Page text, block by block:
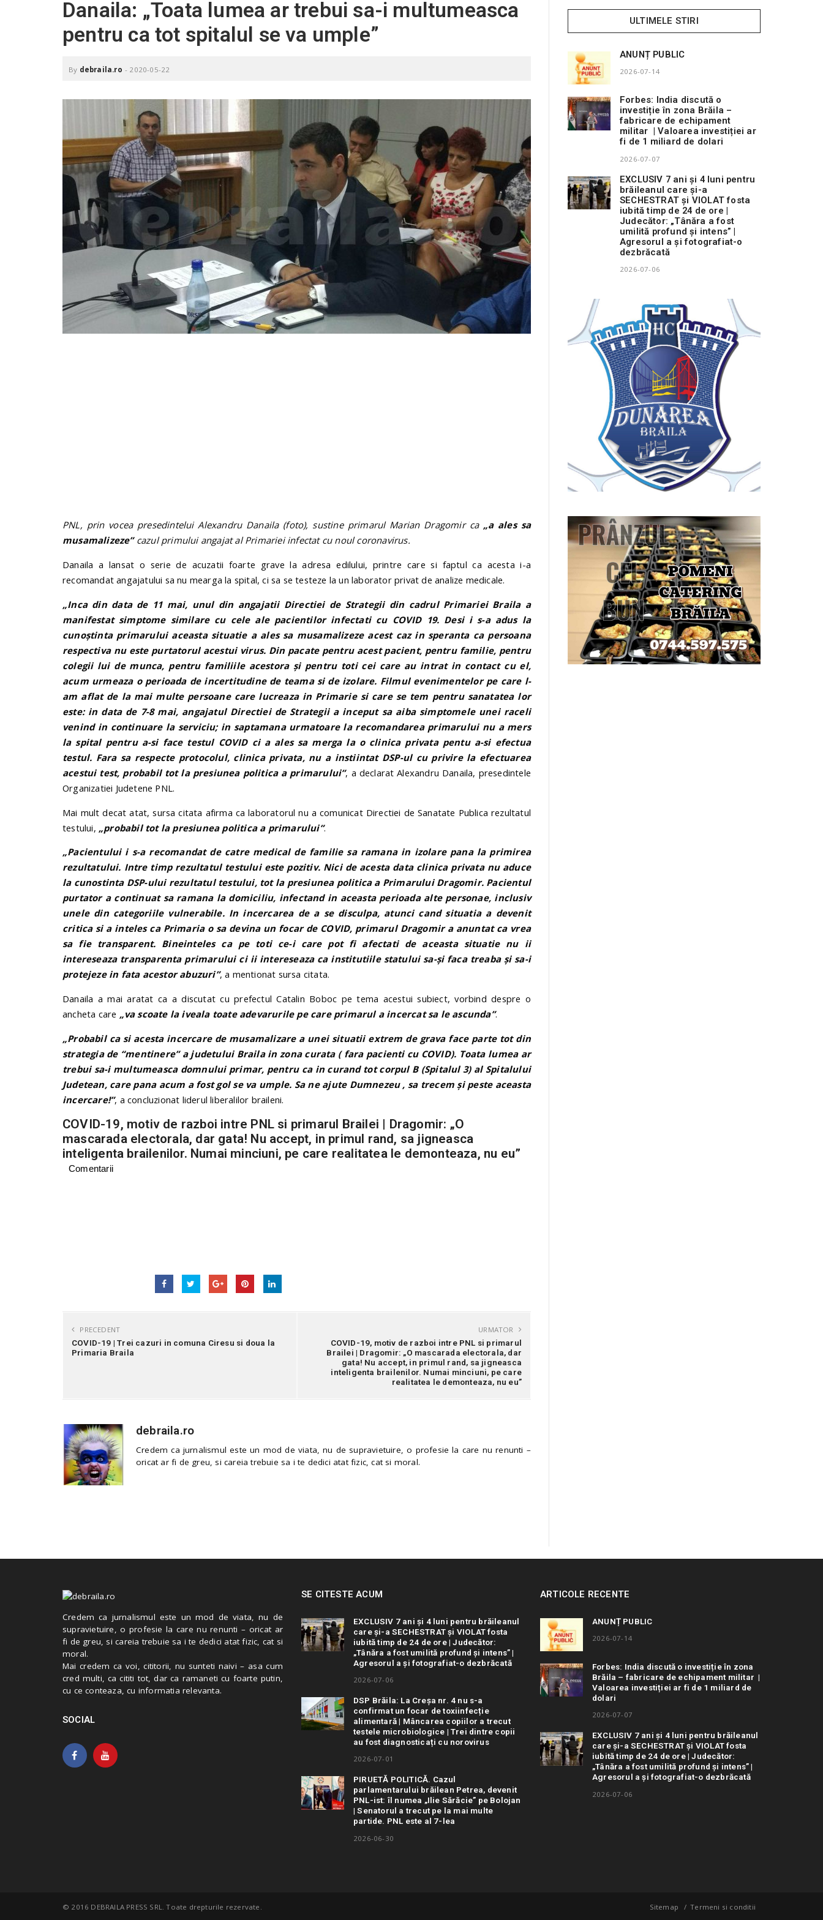
.
r
o
Danaila: „Toata lumea ar trebui sa-i multumeasca
pentru ca tot spitalul se va umple”
By debraila.ro - 2020-05-22
PNL, prin vocea presedintelui Alexandru Danaila (foto), sustine primarul Marian Dragomir ca „a ales sa
musamalizeze”cazul primului angajat al Primariei infectat cu noul coronavirus.
Danaila a lansat o serie de acuzatii foarte grave la adresa edilului, printre care si faptul ca acesta i-a
recomandat angajatului sa nu mearga la spital, ci sa se testeze la un laborator privat de analize medicale.
„Inca din data de 11 mai, unul din angajatii Directiei de Strategii din cadrul Primariei Braila a
manifestat simptome similare cu cele ale pacientilor infectati cu COVID 19. Desi i s-a adus la
cunoștinta primarului aceasta situatie a ales sa musamalizeze acest caz in speranta ca persoana
respectiva nu este purtatorul acestui virus. Din pacate pentru acest pacient, pentru familie, pentru
colegii lui de munca, pentru familiile acestora și pentru toti cei care au intrat in contact cu el,
acum urmeaza o perioada de incertitudine de teama si de izolare. Filmul evenimentelor pe care l-
am aflat de la mai multe persoane care lucreaza in Primarie si care se tem pentru sanatatea lor
este: in data de 7-8 mai, angajatul Directiei de Strategii a inceput sa aiba simptomele unei raceli
venind in continuare la serviciu; in saptamana urmatoare la recomandarea primarului nu a mers
la spital pentru a-si face testul COVID ci a ales sa merga la o clinica privata pentu a-si efectua
testul. Fara sa respecte protocolul, clinica privata, nu a instiintat DSP-ul cu privire la efectuarea
acestui test, probabil tot la presiunea politica a primarului”, a declarat Alexandru Danaila, presedintele
Organizatiei Judetene PNL.
Mai mult decat atat, sursa citata afirma ca laboratorul nu a comunicat Directiei de Sanatate Publica rezultatul
testului, „probabil tot la presiunea politica a primarului”.
„Pacientului i s-a recomandat de catre medical de familie sa ramana in izolare pana la primirea
rezultatului. Intre timp rezultatul testului este pozitiv. Nici de acesta data clinica privata nu aduce
la cunostinta DSP-ului rezultatul testului, tot la presiunea politica a Primarului Dragomir. Pacientul
purtator a continuat sa ramana la domiciliu, infectand in aceasta perioada alte personae, inclusiv
unele din categoriile vulnerabile. In incercarea de a se disculpa, atunci cand situatia a devenit
critica si a inteles ca Primaria o sa devina un focar de COVID, primarul Dragomir a anuntat ca vrea
sa fie transparent. Bineinteles ca pe toti ce-i care pot fi afectati de aceasta situatie nu ii
intereseaza transparenta primarului ci ii intereseaza ca institutiile statului sa-și faca treaba și sa-i
protejeze in fata acestor abuzuri”, a mentionat sursa citata.
Danaila a mai aratat ca a discutat cu prefectul Catalin Boboc pe tema acestui subiect, vorbind despre o
ancheta care „va scoate la iveala toate adevarurile pe care primarul a incercat sa le ascunda”.
„Probabil ca si acesta incercare de musamalizare a unei situatii extrem de grava face parte tot din
strategia de “mentinere” a judetului Braila in zona curata ( fara pacienti cu COVID). Toata lumea ar
trebui sa-i multumeasca domnului primar, pentru ca in curand tot corpul B (Spitalul 3) al Spitalului
Judetean, care pana acum a fost gol se va umple. Sa ne ajute Dumnezeu , sa trecem și peste aceasta
incercare!”, a concluzionat liderul liberalilor braileni.
COVID-19, motiv de razboi intre PNL si primarul Brailei | Dragomir: „O
mascarada electorala, dar gata! Nu accept, in primul rand, sa jigneasca
inteligenta brailenilor. Numai minciuni, pe care realitatea le demonteaza, nu eu”
Comentarii
PRECEDENT
COVID-19 | Trei cazuri in comuna Ciresu si doua la
Primaria Braila
URMATOR
COVID-19, motiv de razboi intre PNL si primarul
Brailei | Dragomir: „O mascarada electorala, dar
gata! Nu accept, in primul rand, sa jigneasca
inteligenta brailenilor. Numai minciuni, pe care
realitatea le demonteaza, nu eu”
debraila.ro
Credem ca jurnalismul este un mod de viata, nu de supravietuire, o profesie la care nu renunti –
oricat ar fi de greu, si careia trebuie sa i te dedici atat fizic, cat si moral.
ULTIMELE STIRI
ANUNȚ PUBLIC
2026-07-14
Forbes: India discută o
investiție în zona Brăila –
fabricare de echipament
militar | Valoarea investiției ar
fi de 1 miliard de dolari
2026-07-07
EXCLUSIV 7 ani și 4 luni pentru
brăileanul care și-a
SECHESTRAT și VIOLAT fosta
iubită timp de 24 de ore |
Judecător: „Tânăra a fost
umilită profund și intens” |
Agresorul a și fotografiat-o
dezbrăcată
2026-07-06
Credem ca jurnalismul este un mod de viata, nu de
supravietuire, o profesie la care nu renunti – oricat ar
fi de greu, si careia trebuie sa i te dedici atat fizic, cat si
moral.
Mai credem ca voi, cititorii, nu sunteti naivi – asa cum
cred multi, ca cititi tot, dar ca ramaneti cu foarte putin,
cu ce conteaza, cu informatia relevanta.
SOCIAL
SE CITESTE ACUM
EXCLUSIV 7 ani și 4 luni pentru brăileanul
care și-a SECHESTRAT și VIOLAT fosta
iubită timp de 24 de ore | Judecător:
„Tânăra a fost umilită profund și intens” |
Agresorul a și fotografiat-o dezbrăcată
2026-07-06
DSP Brăila: La Creșa nr. 4 nu s-a
confirmat un focar de toxiinfecție
alimentară | Mâncarea copiilor a trecut
testele microbiologice | Trei dintre copii
au fost diagnosticați cu norovirus
2026-07-01
PIRUETĂ POLITICĂ. Cazul
parlamentarului brăilean Petrea, devenit
PNL-ist: îl numea „Ilie Sărăcie” pe Bolojan
| Senatorul a trecut pe la mai multe
partide. PNL este al 7-lea
2026-06-30
ARTICOLE RECENTE
ANUNȚ PUBLIC
2026-07-14
Forbes: India discută o investiție în zona
Brăila – fabricare de echipament militar |
Valoarea investiției ar fi de 1 miliard de
dolari
2026-07-07
EXCLUSIV 7 ani și 4 luni pentru brăileanul
care și-a SECHESTRAT și VIOLAT fosta
iubită timp de 24 de ore | Judecător:
„Tânăra a fost umilită profund și intens” |
Agresorul a și fotografiat-o dezbrăcată
2026-07-06
© 2016 DEBRAILA PRESS SRL. Toate drepturile rezervate. Sitemap Termeni si conditii